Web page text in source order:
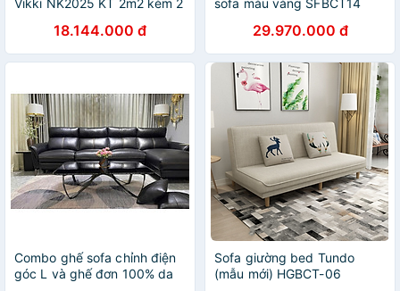
Vikki NK2025 KT 2m2 kèm 2
18.144.000 đ
sofa màu vàng SFBCT14
bò nhập khẩu Ý
29.970.000 đ
Combo ghế sofa chỉnh điện
góc L và ghế đơn 100% da
Sofa giường bed Tundo
(mẫu mới) HGBCT-06